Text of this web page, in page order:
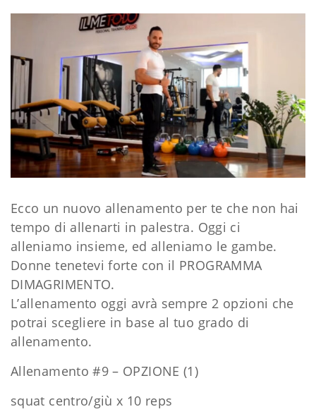
Ecco un nuovo allenamento per te che non hai
tempo di allenarti in palestra. Oggi ci
alleniamo insieme, ed alleniamo le gambe.
Donne tenetevi forte con il PROGRAMMA
DIMAGRIMENTO.
L’allenamento oggi avrà sempre 2 opzioni che
potrai scegliere in base al tuo grado di
allenamento.
Allenamento #9 – OPZIONE (1)
squat centro/giù x 10 reps